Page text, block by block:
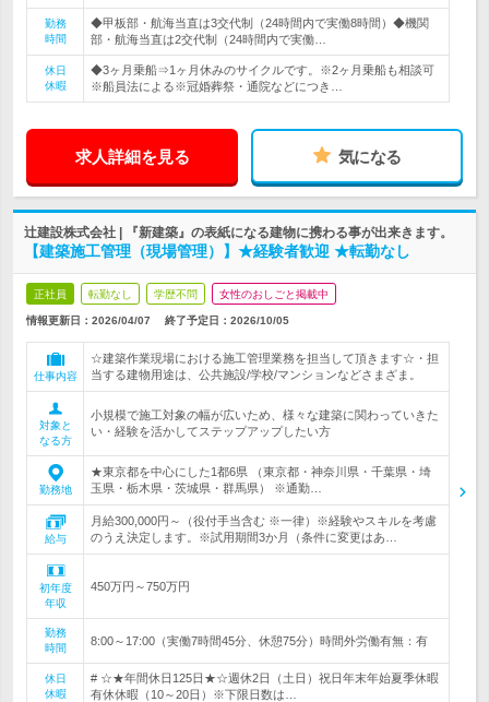
勤務
時間
◆甲板部・航海当直は3交代制（24時間内で実働8時間）◆機関
部・航海当直は2交代制（24時間内で実働…
休日
休暇
◆3ヶ月乗船⇒1ヶ月休みのサイクルです。※2ヶ月乗船も相談可
※船員法による※冠婚葬祭・通院などにつき…
求人詳細を見る 気になる
辻建設株式会社 | 『新建築』の表紙になる建物に携わる事が出来きます。
【建築施工管理（現場管理）】★経験者歓迎 ★転勤なし
正社員 転勤なし 学歴不問 女性のおしごと掲載中
情報更新日：2026/04/07 終了予定日： 2026/10/05
仕事内容
☆建築作業現場における施工管理業務を担当して頂きます☆・担
当する建物用途は、公共施設/学校/マンションなどさまざま。
対象と
なる方
小規模で施工対象の幅が広いため、様々な建築に関わっていきた
い・経験を活かしてステップアップしたい方
勤務地
★東京都を中心にした1都6県 （東京都・神奈川県・千葉県・埼
玉県・栃木県・茨城県・群馬県） ※通勤…
給与
月給300,000円～（役付手当含む ※一律）※経験やスキルを考慮
のうえ決定します。※試用期間3か月（条件に変更はあ…
初年度
年収
450万円～750万円
勤務
時間
8:00～17:00（実働7時間45分、休憩75分）時間外労働有無：有
休日
休暇
# ☆★年間休日125日★☆週休2日（土日）祝日年末年始夏季休暇
有休休暇（10～20日）※下限日数は…